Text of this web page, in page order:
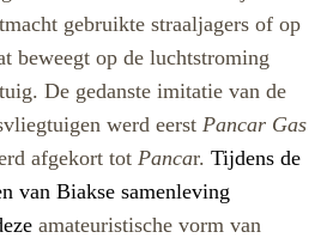
gebruikte straaljagers of op
beweegt op de luchtstroming
De gedanste imitatie van de
werd eerst Pancar Gas
afgekort tot Pancar. Tijdens de
van Biakse samenleving
amateuristische vorm van